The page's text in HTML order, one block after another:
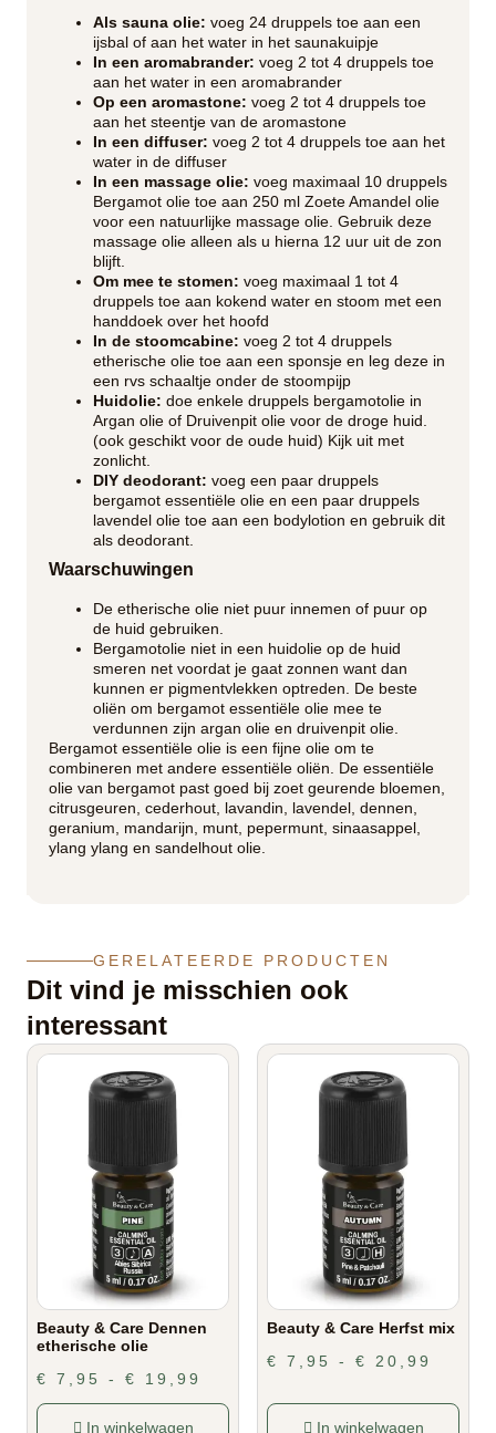
Als sauna olie: voeg 24 druppels toe aan een
ijsbal of aan het water in het saunakuipje
In een aromabrander: voeg 2 tot 4 druppels toe
aan het water in een aromabrander
Op een aromastone: voeg 2 tot 4 druppels toe
aan het steentje van de aromastone
In een diffuser: voeg 2 tot 4 druppels toe aan het
water in de diffuser
In een massage olie: voeg maximaal 10 druppels
Bergamot olie toe aan 250 ml Zoete Amandel olie
voor een natuurlijke massage olie. Gebruik deze
massage olie alleen als u hierna 12 uur uit de zon
blijft.
Om mee te stomen: voeg maximaal 1 tot 4
druppels toe aan kokend water en stoom met een
handdoek over het hoofd
In de stoomcabine: voeg 2 tot 4 druppels
etherische olie toe aan een sponsje en leg deze in
een rvs schaaltje onder de stoompijp
Huidolie: doe enkele druppels bergamotolie in
Argan olie of Druivenpit olie voor de droge huid.
(ook geschikt voor de oude huid) Kijk uit met
zonlicht.
DIY deodorant: voeg een paar druppels
bergamot essentiële olie en een paar druppels
lavendel olie toe aan een bodylotion en gebruik dit
als deodorant.
Waarschuwingen
De etherische olie niet puur innemen of puur op
de huid gebruiken.
Bergamotolie niet in een huidolie op de huid
smeren net voordat je gaat zonnen want dan
kunnen er pigmentvlekken optreden. De beste
oliën om bergamot essentiële olie mee te
verdunnen zijn argan olie en druivenpit olie.
Bergamot essentiële olie is een fijne olie om te
combineren met andere essentiële oliën. De essentiële
olie van bergamot past goed bij zoet geurende bloemen,
citrusgeuren, cederhout, lavandin, lavendel, dennen,
geranium, mandarijn, munt, pepermunt, sinaasappel,
ylang ylang en sandelhout olie.
GERELATEERDE PRODUCTEN
Dit vind je misschien ook
interessant
Beauty & Care Dennen
etherische olie
€
7,95 - € 19,99
In winkelwagen
Beauty & Care Herfst mix
€
7,95 - € 20,99
In winkelwagen